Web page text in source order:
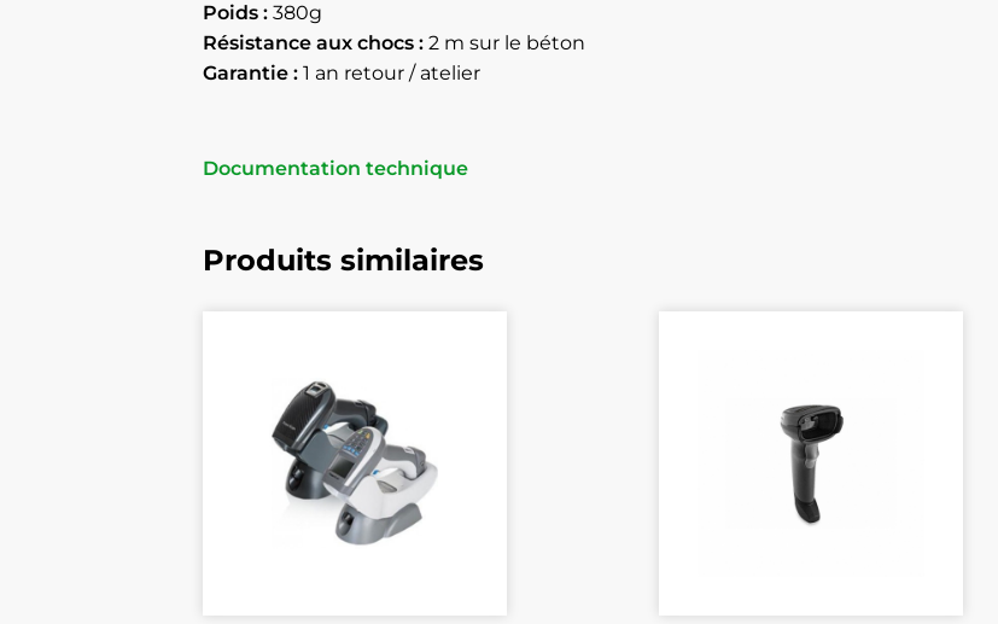
Poids : 380g
Résistance aux chocs : 2 m sur le béton
Garantie : 1 an retour / atelier
Documentation technique
Produits similaires